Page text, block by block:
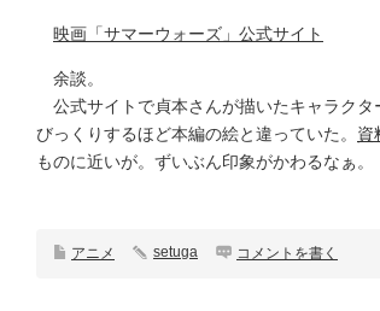
映画「サマーウォーズ」公式サイト
余談。
公式サイトで貞本さんが描いたキャラクタ
びっくりするほど本編の絵と違っていた。 資
ものに近いが。ずいぶん印象がかわるなぁ。
アニメ setuga コメントを書く